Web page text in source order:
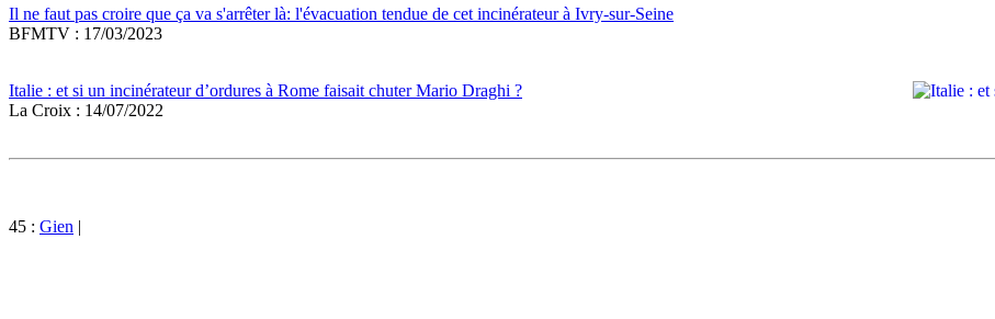
Il ne faut pas croire que ça va s'arrêter là: l'évacuation tendue de cet incinérateur à Ivry-sur-Seine
BFMTV : 17/03/2023
Italie : et si un incinérateur d’ordures à Rome faisait chuter Mario Draghi ?
La Croix : 14/07/2022
45 : Gien |